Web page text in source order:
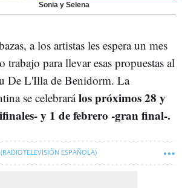
Sonia y Selena
a los artistas les espera un mes
trabajo para llevar esas propuestas al
De L'Illa de Benidorm. La
se celebrarálos próximos 28 y
y 1 de febrero -gran final-.
(RADIOTELEVISIÓN ESPAÑOLA)